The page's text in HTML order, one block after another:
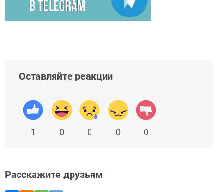
Оставляйте реакции
1 0 0 0 0
Расскажите друзьям